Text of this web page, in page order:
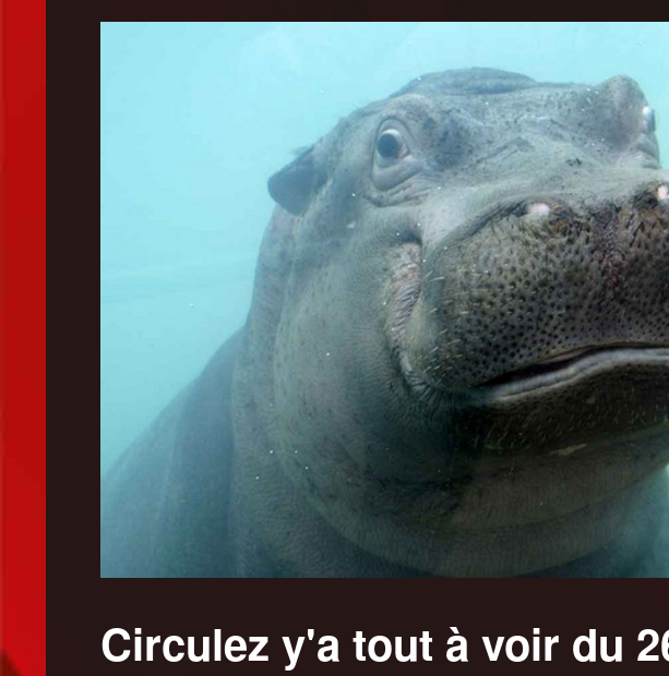
Circulez y'a tout à voir du